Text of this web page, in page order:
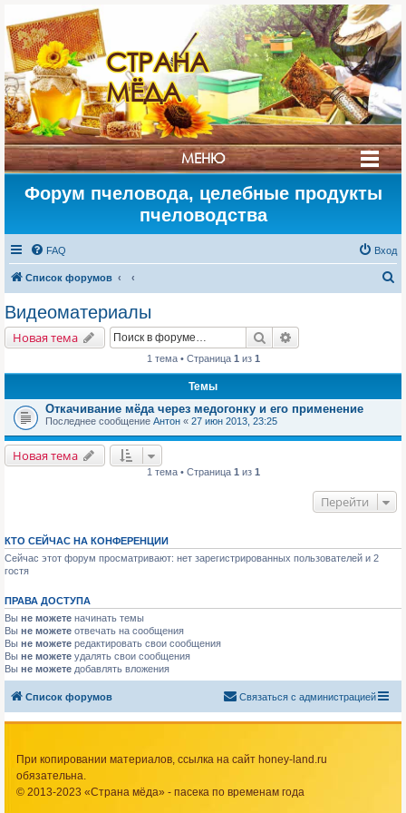
СТРАНА
МЁДА
МЕНЮ
Форум пчеловода, целебные продукты
пчеловодства
FAQ Вход
Список форумов
Видеоматериалы
Новая тема Поиск
1 тема • Страница 1 из 1
Темы
Откачивание мёда через медогонку и его применение
Последнее сообщение Антон « 27 июн 2013, 23:25
Новая тема
1 тема • Страница 1 из 1
Перейти
КТО СЕЙЧАС НА КОНФЕРЕНЦИИ
Сейчас этот форум просматривают: нет зарегистрированных пользователей и 2
гостя
ПРАВА ДОСТУПА
Вы не можете начинать темы
Вы не можете отвечать на сообщения
Вы не можете редактировать свои сообщения
Вы не можете удалять свои сообщения
Вы не можете добавлять вложения
Список форумов Связаться с администрацией
При копировании материалов, ссылка на сайт honey-land.ru
обязательна.
© 2013-2023 «Страна мёда» - пасека по временам года